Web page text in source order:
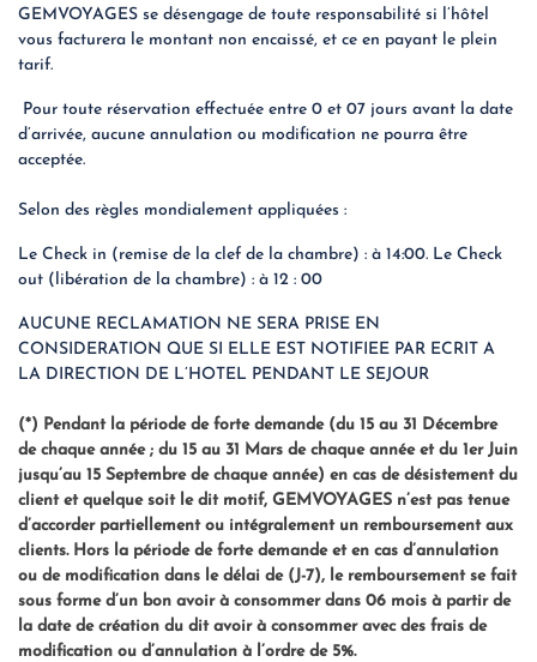
GEMVOYAGES se désengage de toute responsabilité si l’hôtel
vous facturera le montant non encaissé, et ce en payant le plein
tarif.
Pour toute réservation effectuée entre 0 et 07 jours avant la date
d’arrivée, aucune annulation ou modification ne pourra être
acceptée.
Selon des règles mondialement appliquées :
Le Check in (remise de la clef de la chambre) : à 14:00. Le Check
out (libération de la chambre) : à 12 : 00
AUCUNE RECLAMATION NE SERA PRISE EN
CONSIDERATION QUE SI ELLE EST NOTIFIEE PAR ECRIT A
LA DIRECTION DE L’HOTEL PENDANT LE SEJOUR
(*) Pendant la période de forte demande (du 15 au 31 Décembre
de chaque année ; du 15 au 31 Mars de chaque année et du 1er Juin
jusqu’au 15 Septembre de chaque année) en cas de désistement du
client et quelque soit le dit motif, GEMVOYAGES n’est pas tenue
d’accorder partiellement ou intégralement un remboursement aux
clients. Hors la période de forte demande et en cas d’annulation
ou de modification dans le délai de (J-7), le remboursement se fait
sous forme d’un bon avoir à consommer dans 06 mois à partir de
la date de création du dit avoir à consommer avec des frais de
modification ou d’annulation à l’ordre de 5%.